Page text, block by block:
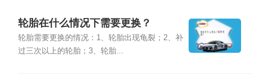
轮胎在什么情况下需要更换？
轮胎需要更换的情况：1、轮胎出现龟裂；2、补
过三次以上的轮胎；3、轮胎...